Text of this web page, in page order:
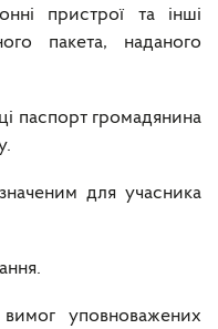
пристрої та інші
пакета, наданого
паспорт громадянина
для учасника
уповноважених